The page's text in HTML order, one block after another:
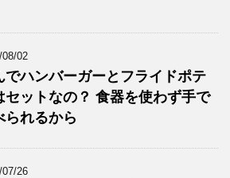
08/02
でハンバーガーとフライドポテ
セットなの？ 食器を使わず手で
られるから
07/26